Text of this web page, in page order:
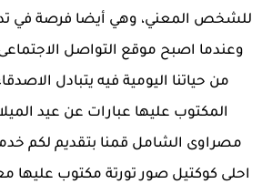
للشخص المعني، وهي أيضا فرصة في
وعندما اصبح موقع التواصل
من حياتنا اليومية فيه يتبادل
المكتوب عليها عبارات عن عيد
مصراوى الشامل قمنا بتقديم لكم
احلى كوكتيل صور تورتة مكتوب عليها